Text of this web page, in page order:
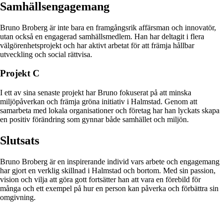
Samhällsengagemang
Bruno Broberg är inte bara en framgångsrik affärsman och innovatör,
utan också en engagerad samhällsmedlem. Han har deltagit i flera
välgörenhetsprojekt och har aktivt arbetat för att främja hållbar
utveckling och social rättvisa.
Projekt C
I ett av sina senaste projekt har Bruno fokuserat på att minska
miljöpåverkan och främja gröna initiativ i Halmstad. Genom att
samarbeta med lokala organisationer och företag har han lyckats skapa
en positiv förändring som gynnar både samhället och miljön.
Slutsats
Bruno Broberg är en inspirerande individ vars arbete och engagemang
har gjort en verklig skillnad i Halmstad och bortom. Med sin passion,
vision och vilja att göra gott fortsätter han att vara en förebild för
många och ett exempel på hur en person kan påverka och förbättra sin
omgivning.